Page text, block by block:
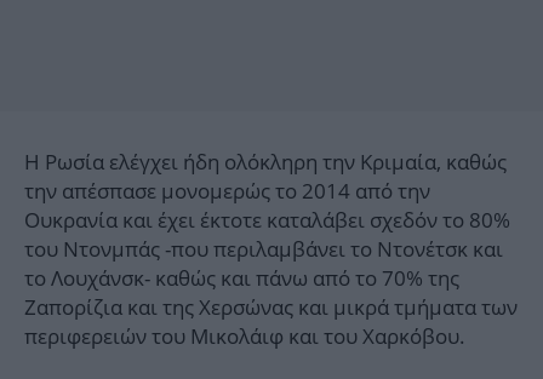
Η Ρωσία ελέγχει ήδη ολόκληρη την Κριμαία, καθώς
την απέσπασε μονομερώς το 2014 από την
Ουκρανία και έχει έκτοτε καταλάβει σχεδόν το 80%
του Ντονμπάς -που περιλαμβάνει το Ντονέτσκ και
το Λουχάνσκ- καθώς και πάνω από το 70% της
Ζαπορίζια και της Χερσώνας και μικρά τμήματα των
περιφερειών του Μικολάιφ και του Χαρκόβου.